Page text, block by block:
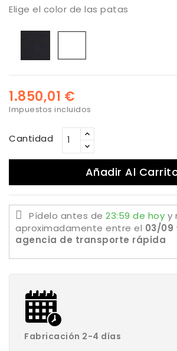
Elige el color de las patas
1.850,01 €
Impuestos incluidos
Cantidad
Añadir Al
Pídelo antes de 23:59 de hoy y
aproximadamente entre el 03/09
agencia de transporte rápida
Fabricación 2-4 días